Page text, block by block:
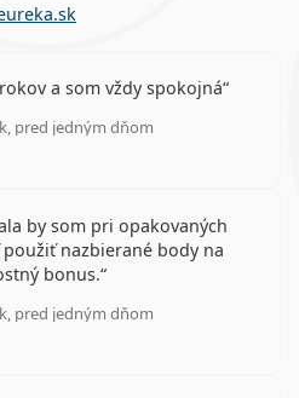
a som vždy spokojná
pred jedným dňom
5 z 5
by som pri opakovaných
nazbierané body na
bonus.
pred jedným dňom
5 z 5